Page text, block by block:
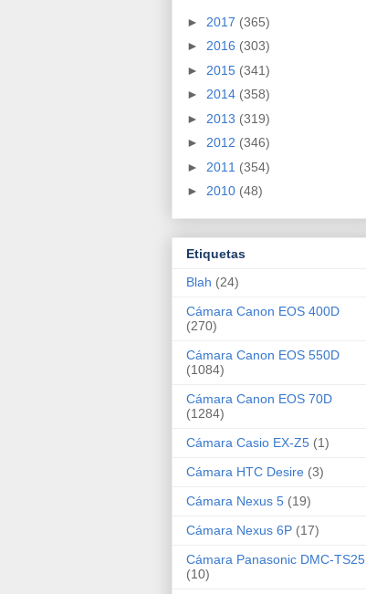
► 2017 (365)
► 2016 (303)
► 2015 (341)
► 2014 (358)
► 2013 (319)
► 2012 (346)
► 2011 (354)
► 2010 (48)
Etiquetas
Blah (24)
Cámara Canon EOS 400D
(270)
Cámara Canon EOS 550D
(1084)
Cámara Canon EOS 70D
(1284)
Cámara Casio EX-Z5 (1)
Cámara HTC Desire (3)
Cámara Nexus 5 (19)
Cámara Nexus 6P (17)
Cámara Panasonic DMC-TS25
(10)